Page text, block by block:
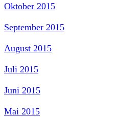
Oktober 2015
September 2015
August 2015
Juli 2015
Juni 2015
Mai 2015